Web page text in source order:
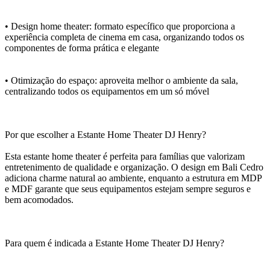
• Design home theater: formato específico que proporciona a
experiência completa de cinema em casa, organizando todos os
componentes de forma prática e elegante
• Otimização do espaço: aproveita melhor o ambiente da sala,
centralizando todos os equipamentos em um só móvel
Por que escolher a Estante Home Theater DJ Henry?
Esta estante home theater é perfeita para famílias que valorizam
entretenimento de qualidade e organização. O design em Bali Cedro
adiciona charme natural ao ambiente, enquanto a estrutura em MDP
e MDF garante que seus equipamentos estejam sempre seguros e
bem acomodados.
Para quem é indicada a Estante Home Theater DJ Henry?